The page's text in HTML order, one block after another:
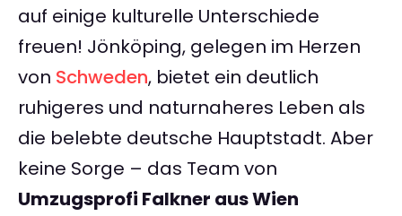
auf einige kulturelle Unterschiede
freuen! Jönköping, gelegen im Herzen
von Schweden, bietet ein deutlich
ruhigeres und naturnaheres Leben als
die belebte deutsche Hauptstadt. Aber
keine Sorge – das Team von
Umzugsprofi Falkner aus Wien